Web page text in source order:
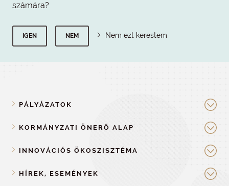
számára?
IGEN NEM Nem ezt kerestem
PÁLYÁZATOK
KORMÁNYZATI ÖNERŐ ALAP
INNOVÁCIÓS ÖKOSZISZTÉMA
HÍREK, ESEMÉNYEK